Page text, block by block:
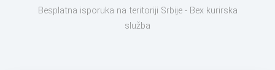
Besplatna isporuka na teritoriji Srbije - Bex kurirska
služba